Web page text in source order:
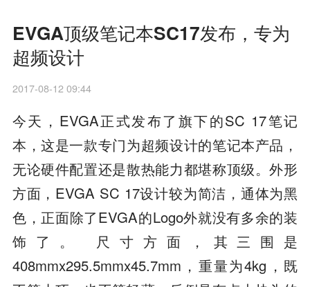
EVGA顶级笔记本SC17发布，专为
超频设计
2017-08-12 09:44
今天，EVGA正式发布了旗下的SC 17笔记
本，这是一款专门为超频设计的笔记本产品，
无论硬件配置还是散热能力都堪称顶级。外形
方面，EVGA SC 17设计较为简洁，通体为黑
色，正面除了EVGA的Logo外就没有多余的装
饰了。 尺寸方面，其三围是
408mmx295.5mmx45.7mm，重量为4kg，既